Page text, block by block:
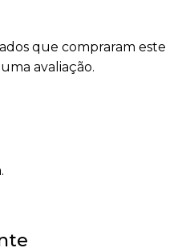
que compraram este
avaliação.